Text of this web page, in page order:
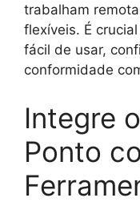
trabalham
flexíveis. É
fácil de usar,
conformidade
Integre
Ponto